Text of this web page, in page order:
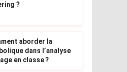
?
aborder la
dans l’analyse
en classe ?